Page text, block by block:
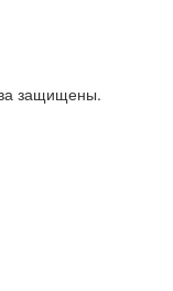
защищены.